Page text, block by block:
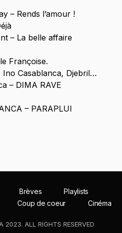
– Rends l’amour !
– La belle affaire
Françoise.
Ino Casablanca, Djebril…
– DIMA RAVE
– PARAPLUI
Brèves
Playlists
Coup de coeur Cinéma
2023. ALL RIGHTS RESERVED